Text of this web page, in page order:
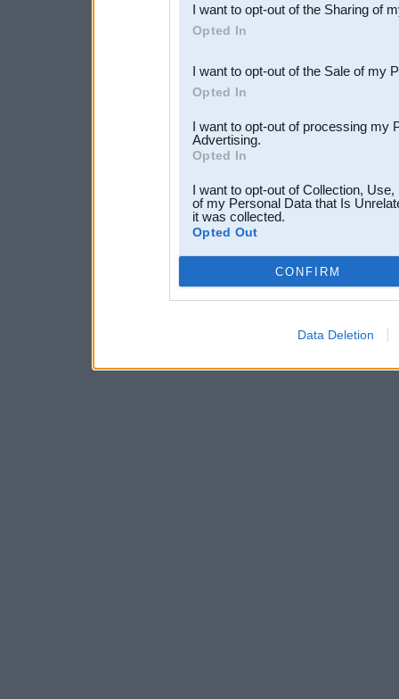
Downstream Participants
third parties.
I want to opt-out of the Sharing of
Opted In
I want to opt-out of the Sale of my
Opted In
I want to opt-out of processing my
Advertising.
Opted In
I want to opt-out of Collection,
of my Personal Data that Is
it was collected.
Opted Out
CONFIRM
Data Deletion